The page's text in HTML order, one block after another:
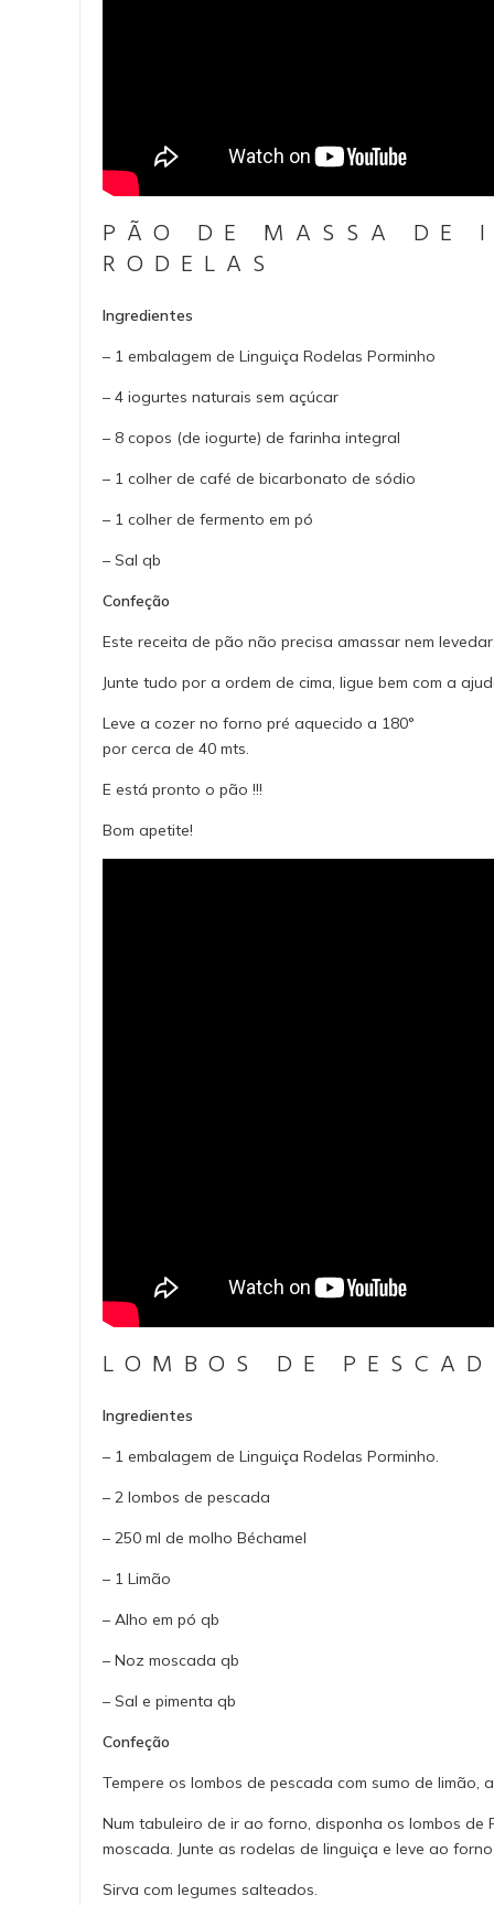
PÃO DE MASSA DE
RODELAS
Ingredientes
– 1 embalagem de Linguiça Rodelas Porminho
– 4 iogurtes naturais sem açúcar
– 8 copos (de iogurte) de farinha integral
– 1 colher de café de bicarbonato de sódio
– 1 colher de fermento em pó
– Sal qb
Confeção
Este receita de pão não precisa amassar nem levedar.
Junte tudo por a ordem de cima, ligue bem com a
Leve a cozer no forno pré aquecido a 180°
por cerca de 40 mts.
E está pronto o pão !!!
Bom apetite!
LOMBOS DE
Ingredientes
– 1 embalagem de Linguiça Rodelas Porminho.
– 2 lombos de pescada
– 250 ml de molho Béchamel
– 1 Limão
– Alho em pó qb
– Noz moscada qb
– Sal e pimenta qb
Confeção
Tempere os lombos de pescada com sumo de limão,
Num tabuleiro de ir ao forno, disponha os lombos de
moscada. Junte as rodelas de linguiça e leve ao
Sirva com legumes salteados.